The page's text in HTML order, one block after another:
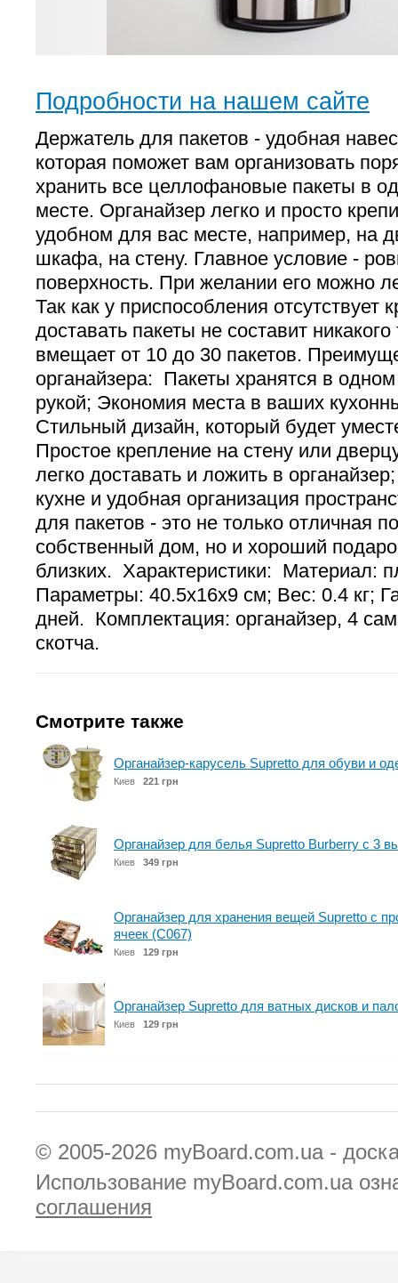
Подробности на нашем сайте
Держатель для пакетов - удобная
которая поможет вам организовать
хранить все целлофановые пакеты в
месте. Органайзер легко и просто
удобном для вас месте, например, на
шкафа, на стену. Главное условие -
поверхность. При желании его можно
Так как у приспособления отсутствует
доставать пакеты не составит
вмещает от 10 до 30 пакетов.
органайзера: Пакеты хранятся в
рукой; Экономия места в ваших
Стильный дизайн, который будет
Простое крепление на стену или
легко доставать и ложить в
кухне и удобная организация
для пакетов - это не только отличная
собственный дом, но и хороший
близких. Характеристики: Материал:
Параметры: 40.5х16х9 см; Вес: 0.4 кг;
дней. Комплектация: органайзер, 4
скотча.
Смотрите также
Органайзер-карусель Supretto для обуви и
Киев 221 грн
Органайзер для белья Supretto Burberry с 3
Киев 349 грн
Органайзер для хранения вещей Supretto с
ячеек (C067)
Киев 129 грн
Органайзер Supretto для ватных дисков и
Киев 129 грн
© 2005-2026 myBoard.com.ua -
Использование myBoard.com.ua
соглашения